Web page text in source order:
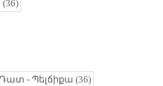
(36)
- Պելճիքա (36)